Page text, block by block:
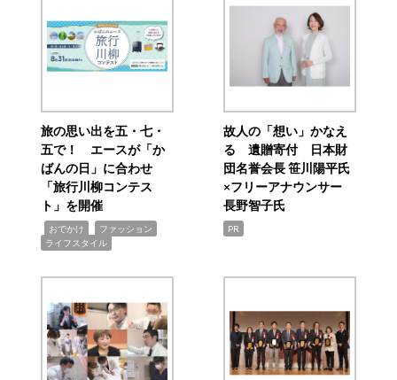
旅の思い出を五・七・
五で！ エースが「か
ばんの日」に合わせ
「旅行川柳コンテス
ト」を開催
おでかけ ファッション
ライフスタイル
故人の「想い」かなえ
る 遺贈寄付 日本財
団名誉会長 笹川陽平氏
×フリーアナウンサー
長野智子氏
PR